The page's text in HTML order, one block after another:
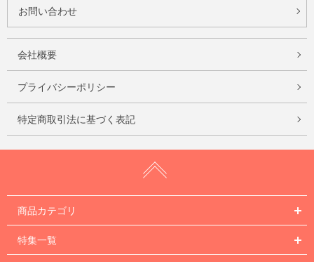
お問い合わせ
会社概要
プライバシーポリシー
特定商取引法に基づく表記
商品カテゴリ
特集一覧